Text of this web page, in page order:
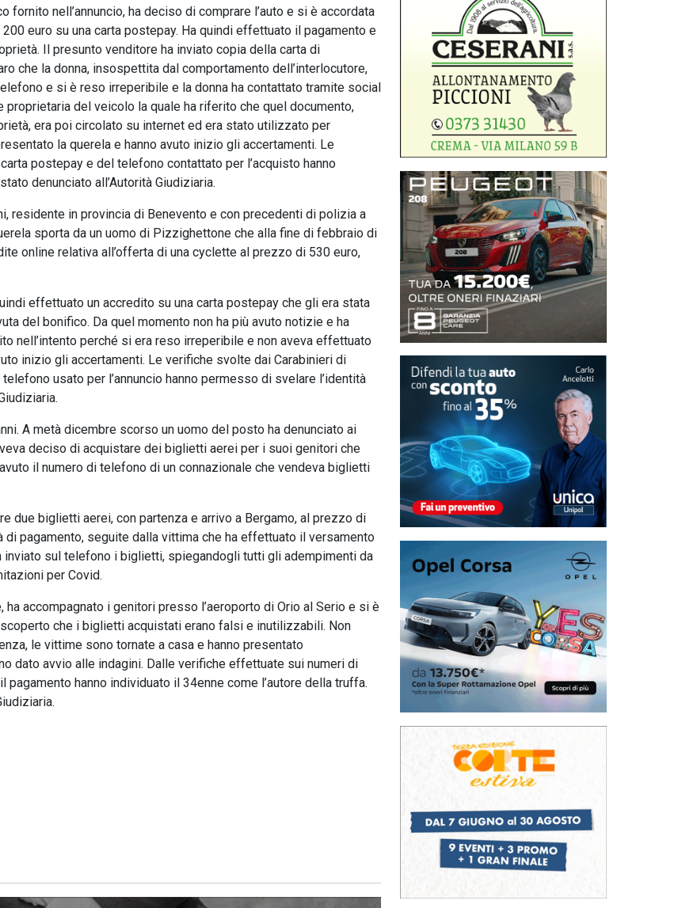
nell’annuncio, ha deciso di comprare l’auto e si è accordata
euro su una carta postepay. Ha quindi effettuato il pagamento e
Il presunto venditore ha inviato copia della carta di
che la donna, insospettita dal comportamento dell’interlocutore,
e si è reso irreperibile e la donna ha contattato tramite social
del veicolo la quale ha riferito che quel documento,
era poi circolato su internet ed era stato utilizzato per
la querela e hanno avuto inizio gli accertamenti. Le
postepay e del telefono contattato per l’acquisto hanno
denunciato all’Autorità Giudiziaria.
residente in provincia di Benevento e con precedenti di polizia a
sporta da un uomo di Pizzighettone che alla fine di febbraio di
online relativa all’offerta di una cyclette al prezzo di 530 euro,
effettuato un accredito su una carta postepay che gli era stata
del bonifico. Da quel momento non ha più avuto notizie e ha
nell’intento perché si era reso irreperibile e non aveva effettuato
inizio gli accertamenti. Le verifiche svolte dai Carabinieri di
usato per l’annuncio hanno permesso di svelare l’identità
A metà dicembre scorso un uomo del posto ha denunciato ai
deciso di acquistare dei biglietti aerei per i suoi genitori che
il numero di telefono di un connazionale che vendeva biglietti
due biglietti aerei, con partenza e arrivo a Bergamo, al prezzo di
pagamento, seguite dalla vittima che ha effettuato il versamento
sul telefono i biglietti, spiegandogli tutti gli adempimenti da
per Covid.
accompagnato i genitori presso l’aeroporto di Orio al Serio e si è
che i biglietti acquistati erano falsi e inutilizzabili. Non
le vittime sono tornate a casa e hanno presentato
dato avvio alle indagini. Dalle verifiche effettuate sui numeri di
hanno individuato il 34enne come l’autore della truffa.